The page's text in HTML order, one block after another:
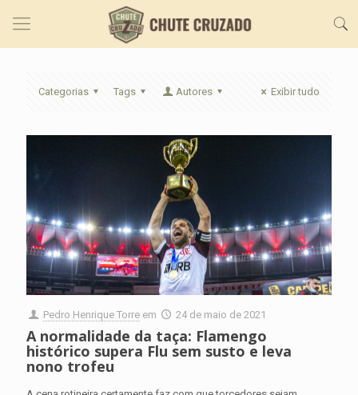
Categorias Tags Autores Exibir tudo
Pedro Henrique Torre em 24 de maio de 2021
A normalidade da taça: Flamengo
histórico supera Flu sem susto e leva
nono trofeu